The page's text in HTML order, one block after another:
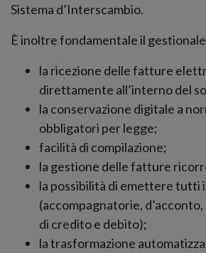
Sistema d’Interscambio.
È inoltre fondamentale il
la ricezione delle fatture
direttamente all’interno del
la conservazione digitale a
obbligatori per legge;
facilità di compilazione;
la gestione delle fatture
la possibilità di emettere tutti
(accompagnatorie,
di credito e debito);
la trasformazione